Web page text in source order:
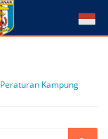
Peraturan Kampung